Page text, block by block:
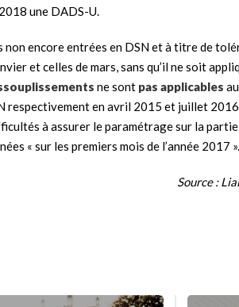
une DADS-U.
non encore entrées en DSN et à titre de
et celles de mars, sans qu’il ne soit
ne sont pas applicables
respectivement en avril 2015 et juillet
à assurer le paramétrage sur la
« sur les premiers mois de l’année 2017 ».
Source :